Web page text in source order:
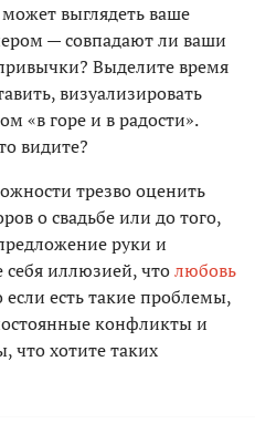
выглядеть ваше
— совпадают ли ваши
Выделите время
визуализировать
«в горе и в радости».
видите?
трезво оценить
о свадьбе или до того,
руки и
себя иллюзией, чтолюбовь
если есть такие проблемы,
конфликты и
что хотите таких